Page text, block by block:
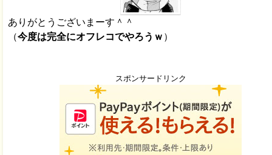
ありがとうございまーす＾＾
（今度は完全にオフレコでやろうｗ ）
スポンサードリンク